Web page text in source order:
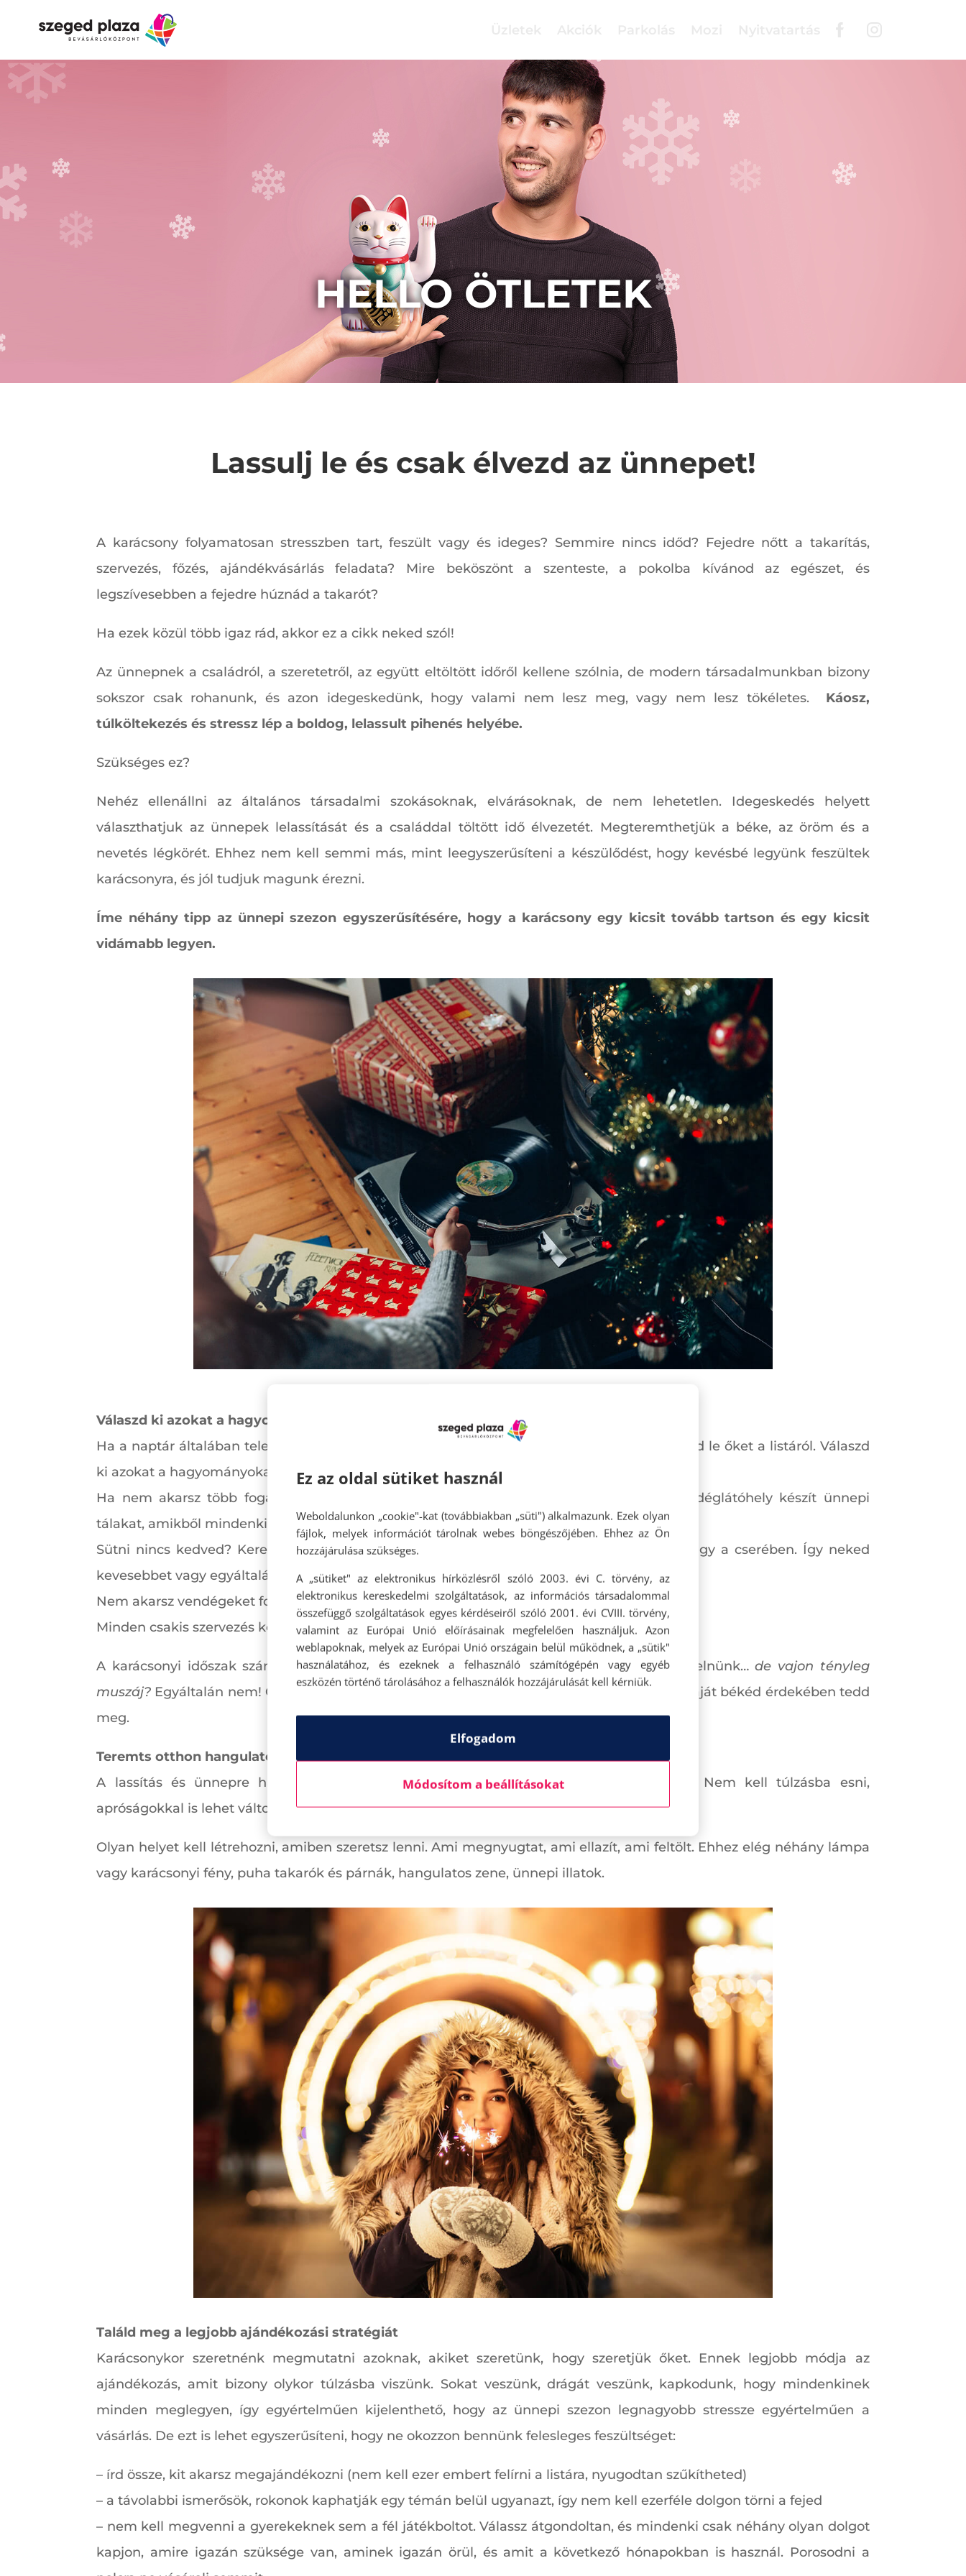
HELLO ÖTLETEK
Lassulj le és csak élvezd az ünnepet!
A karácsony folyamatosan stresszben tart, feszült vagy és ideges? Semmire nincs időd? Fejedre nőtt a takarítás,
szervezés, főzés, ajándékvásárlás feladata? Mire beköszönt a szenteste, a pokolba kívánod az egészet, és
legszívesebben a fejedre húznád a takarót?
Ha ezek közül több igaz rád, akkor ez a cikk neked szól!
Az ünnepnek a családról, a szeretetről, az együtt eltöltött időről kellene szólnia, de modern társadalmunkban bizony
sokszor csak rohanunk, és azon idegeskedünk, hogy valami nem lesz meg, vagy nem lesz tökéletes.
Káosz,
túlköltekezés és stressz lép a boldog, lelassult pihenés helyébe.
Szükséges ez?
Nehéz ellenállni az általános társadalmi szokásoknak, elvárásoknak, de nem lehetetlen. Idegeskedés helyett
választhatjuk az ünnepek lelassítását és a családdal töltött idő élvezetét. Megteremthetjük a béke, az öröm és a
nevetés légkörét. Ehhez nem kell semmi más, mint leegyszerűsíteni a készülődést, hogy kevésbé legyünk feszültek
karácsonyra, és jól tudjuk magunk érezni.
Íme néhány tipp az ünnepi szezon egyszerűsítésére, hogy a karácsony egy kicsit tovább tartson és egy kicsit
vidámabb legyen.
Válaszd ki azokat a hagyományokat, amiket szeretsz
Ha a naptár általában tele van olyan kötelezettségekkel, amiket ritkán teszel szívesen, töröld le őket a listáról. Válaszd
ki azokat a hagyományokat, amiket te és családod is szerettek, és ezeket helyezd előtérbe.
Ha nem akarsz több fogásos menüt főzni, rendeld meg az ételt. Ma már rengeteg vendéglátóhely készít ünnepi
tálakat, amikből mindenki talál fogára való finomságot.
Sütni nincs kedved? Keress valakit, akinek több sül, és egyezz meg vele a vásárlásban vagy a cserében. Így neked
kevesebbet vagy egyáltalán nem kell sütnöd, és a másik is jól jár.
Nem akarsz vendégeket fogadni? Idén kerekedj fel te, és látogasd meg szeretteidet.
Minden csakis szervezés kérdése!
A karácsonyi időszak számos kötelezettséggel jár, amelyeknek úgy érezzük, meg kell felelnünk…de vajon tényleg
muszáj? Egyáltalán nem! Gondold át, mik azok a tennivalók, amiket el tudsz engedni, és a saját békéd érdekében tedd
meg.
Teremts otthon hangulatot
A lassítás és ünnepre hangolódás sokkal könnyebb, ha az otthon hangulata ünnepi. Nem kell túlzásba esni,
apróságokkal is lehet változást elérni, aminek a hatása mégis meghatározó.
Olyan helyet kell létrehozni, amiben szeretsz lenni. Ami megnyugtat, ami ellazít, ami feltölt. Ehhez elég néhány lámpa
vagy karácsonyi fény, puha takarók és párnák, hangulatos zene, ünnepi illatok.
Találd meg a legjobb ajándékozási stratégiát
Karácsonykor szeretnénk megmutatni azoknak, akiket szeretünk, hogy szeretjük őket. Ennek legjobb módja az
ajándékozás, amit bizony olykor túlzásba viszünk. Sokat veszünk, drágát veszünk, kapkodunk, hogy mindenkinek
minden meglegyen, így egyértelműen kijelenthető, hogy az ünnepi szezon legnagyobb stressze egyértelműen a
vásárlás. De ezt is lehet egyszerűsíteni, hogy ne okozzon bennünk felesleges feszültséget:
– írd össze, kit akarsz megajándékozni (nem kell ezer embert felírni a listára, nyugodtan szűkítheted)
– a távolabbi ismerősök, rokonok kaphatják egy témán belül ugyanazt, így nem kell ezerféle dolgon törni a fejed
– nem kell megvenni a gyerekeknek sem a fél játékboltot. Válassz átgondoltan, és mindenki csak néhány olyan dolgot
kapjon, amire igazán szüksége van, aminek igazán örül, és amit a következő hónapokban is használ. Porosodni a
Ez az oldal sütiket használ
Weboldalunkon „cookie"-kat (továbbiakban „süti") alkalmazunk. Ezek olyan
fájlok, melyek információt tárolnak webes böngészőjében. Ehhez az Ön
hozzájárulása szükséges.
A „sütiket" az elektronikus hírközlésről szóló 2003. évi C. törvény, az
elektronikus kereskedelmi szolgáltatások, az információs társadalommal
összefüggő szolgáltatások egyes kérdéseiről szóló 2001. évi CVIII. törvény,
valamint az Európai Unió előírásainak megfelelően használjuk. Azon
weblapoknak, melyek az Európai Unió országain belül működnek, a „sütik"
használatához, és ezeknek a felhasználó számítógépén vagy egyéb
eszközén történő tárolásához a felhasználók hozzájárulását kell kérniük.
Elfogadom
Módosítom a beállításokat